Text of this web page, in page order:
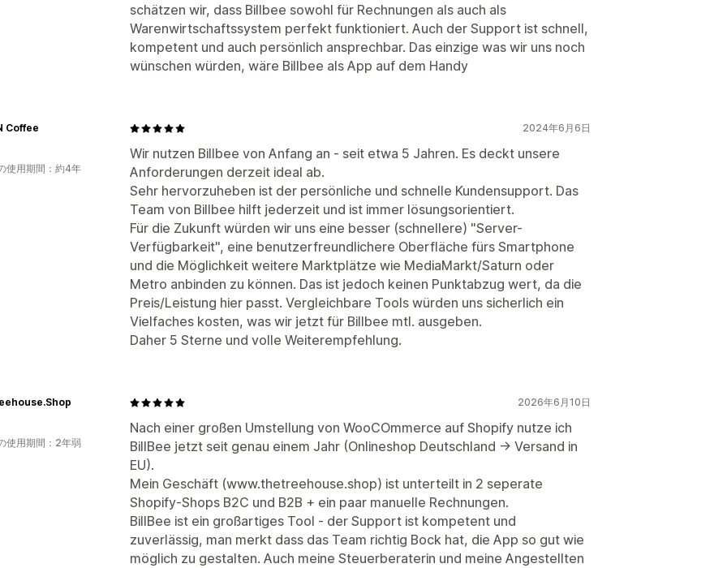
schätzen wir, dass Billbee sowohl für Rechnungen als auch als
Warenwirtschaftssystem perfekt funktioniert. Auch der Support ist schnell,
kompetent und auch persönlich ansprechbar. Das einzige was wir uns noch
wünschen würden, wäre Billbee als App auf dem Handy
2024年6月6日
Wir nutzen Billbee von Anfang an - seit etwa 5 Jahren. Es deckt unsere
Anforderungen derzeit ideal ab.
Sehr hervorzuheben ist der persönliche und schnelle Kundensupport. Das
Team von Billbee hilft jederzeit und ist immer lösungsorientiert.
Für die Zukunft würden wir uns eine besser (schnellere) "Server-
Verfügbarkeit", eine benutzerfreundlichere Oberfläche fürs Smartphone
und die Möglichkeit weitere Marktplätze wie MediaMarkt/Saturn oder
Metro anbinden zu können. Das ist jedoch keinen Punktabzug wert, da die
Preis/Leistung hier passt. Vergleichbare Tools würden uns sicherlich ein
Vielfaches kosten, was wir jetzt für Billbee mtl. ausgeben.
Daher 5 Sterne und volle Weiterempfehlung.
Coffee
使用期間：約4年
2026年6月10日
Nach einer großen Umstellung von WooCOmmerce auf Shopify nutze ich
BillBee jetzt seit genau einem Jahr (Onlineshop Deutschland -> Versand in
EU).
Mein Geschäft (www.thetreehouse.shop) ist unterteilt in 2 seperate
Shopify-Shops B2C und B2B + ein paar manuelle Rechnungen.
BillBee ist ein großartiges Tool - der Support ist kompetent und
zuverlässig, man merkt dass das Team richtig Bock hat, die App so gut wie
möglich zu gestalten. Auch meine Steuerberaterin und meine Angestellten
使用期間：2年弱